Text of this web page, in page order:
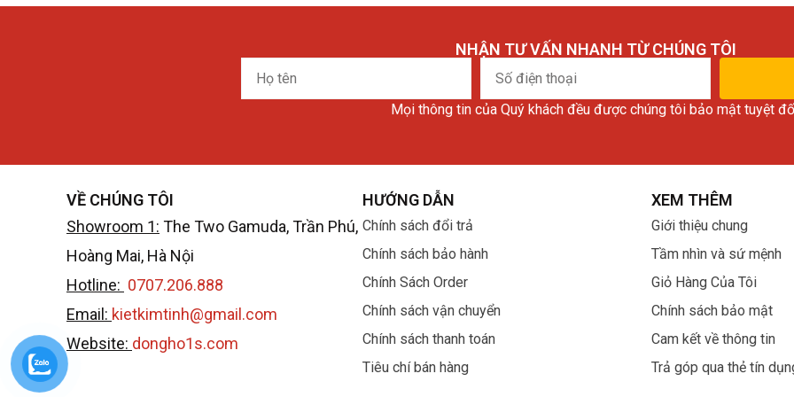
NHẬN TƯ VẤN NHANH TỪ CHÚNG TÔI
Họ
tên
Số
điện
Mọi thông tin của Quý khách đều được chúng tôi bảo mật tuyệt
VỀ CHÚNG TÔI
Showroom 1: The Two Gamuda, Trần Phú,
Hoàng Mai, Hà Nội
Hotline: 0707.206.888
Email: kietkimtinh@gmail.com
Website: dongho1s.com
HƯỚNG DẪN
Chính sách đổi trả
Chính sách bảo hành
Chính Sách Order
Chính sách vận chuyển
Chính sách thanh toán
Tiêu chí bán hàng
XEM THÊM
Giới thiệu chung
Tầm nhìn và sứ mệnh
Giỏ Hàng Của Tôi
Chính sách bảo mật
Cam kết về thông tin
Trả góp qua thẻ tín